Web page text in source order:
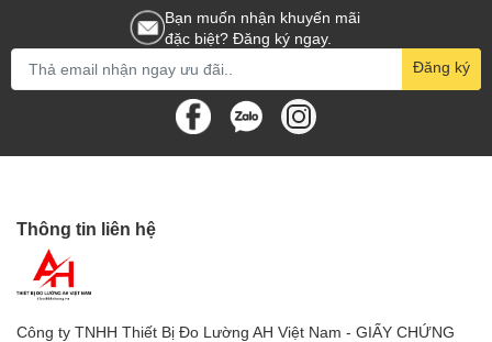
- 200 mbar: 0,1 mbar
- 2,9 psi: 0,001 psi
- 0,204 Kg/cm²: 0,001 Kg/cm²
- 5,905 inch Hg: 0,002 inch Hg
- 2,040 mét H₂O: 0,001 mét H₂O
Bạn muốn nhận khuyến mãi
đặc biệt? Đăng ký ngay.
Đăng ký
Thông tin liên hệ
Công ty TNHH Thiết Bị Đo Lường AH Việt Nam - GIẤY CHỨNG